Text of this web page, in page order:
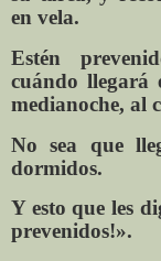
en vela.
Estén
cuándo llegará
medianoche, al
No sea que
dormidos.
Y esto que les
prevenidos!».